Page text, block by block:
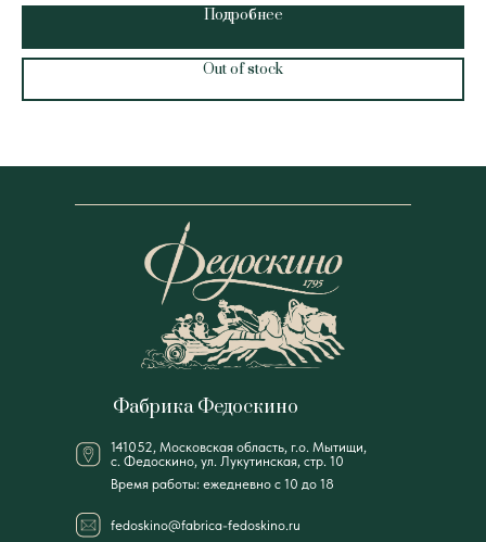
Подробнее
Out of stock
141052, Московская область, г.о. Мытищи,
с. Федоскино, ул. Лукутинская, стр. 10
Фабрика Федоскино
Время работы: ежедневно с 10 до 18
fedoskino@fabrica-fedoskino.ru